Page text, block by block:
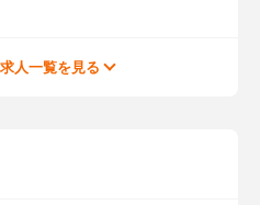
人一覧を見る